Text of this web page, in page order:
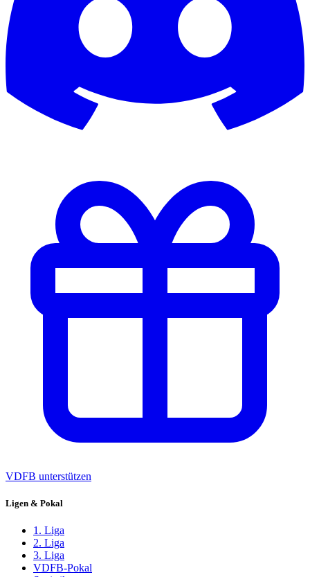
VDFB unterstützen
Ligen & Pokal
1. Liga
2. Liga
3. Liga
VDFB-Pokal